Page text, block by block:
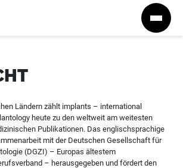
Ländern zählt implants – international
heute zu den weltweit am weitesten
Publikationen. Das englischsprachige
mit der Deutschen Gesellschaft für
(DGZI) – Europas ältestem
– herausgegeben und fördert den